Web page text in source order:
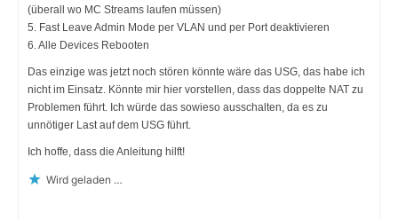
(überall wo MC Streams laufen müssen)
5. Fast Leave Admin Mode per VLAN und per Port deaktivieren
6. Alle Devices Rebooten
Das einzige was jetzt noch stören könnte wäre das USG, das habe ich
nicht im Einsatz. Könnte mir hier vorstellen, dass das doppelte NAT zu
Problemen führt. Ich würde das sowieso ausschalten, da es zu
unnötiger Last auf dem USG führt.
Ich hoffe, dass die Anleitung hilft!
Wird geladen …